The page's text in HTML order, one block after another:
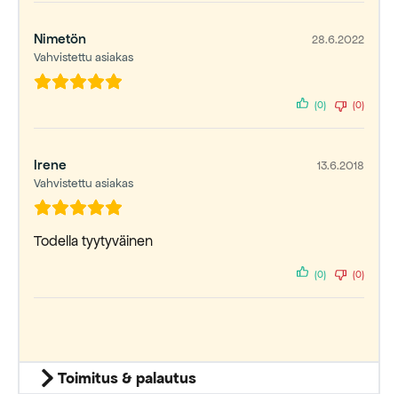
Nimetön
Vahvistettu asiakas
28.6.2022
(0) (0)
Irene
Vahvistettu asiakas
13.6.2018
Todella tyytyväinen
(0) (0)
Toimitus & palautus